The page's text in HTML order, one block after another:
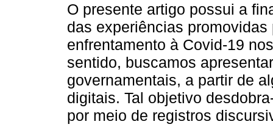
O presente artigo possui a
das experiências
enfrentamento à Covid-19
sentido, buscamos
governamentais, a partir de
digitais. Tal objetivo
por meio de registros